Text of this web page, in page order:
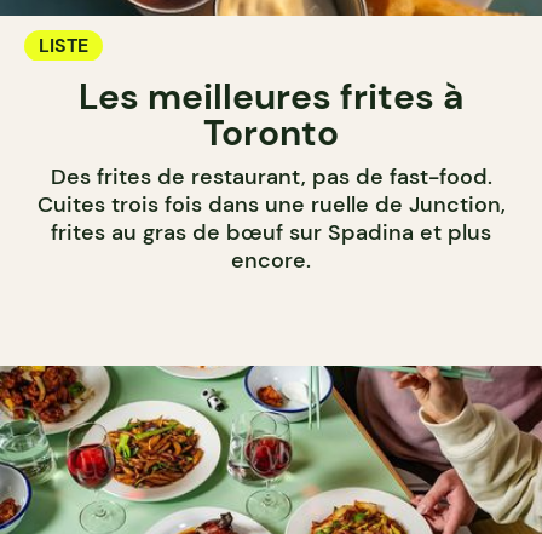
LISTE
Les meilleures frites à
Toronto
Des frites de restaurant, pas de fast-food.
Cuites trois fois dans une ruelle de Junction,
frites au gras de bœuf sur Spadina et plus
encore.